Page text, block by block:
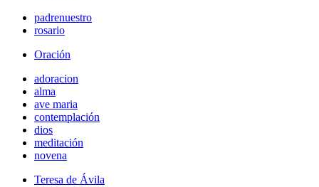
padrenuestro
rosario
Oración
adoracion
alma
ave maria
contemplación
dios
meditación
novena
Teresa de Ávila